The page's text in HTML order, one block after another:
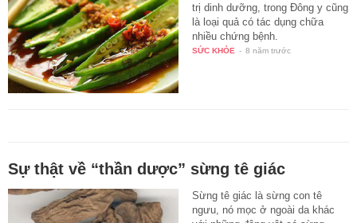
trị dinh dưỡng, trong Đông y cũng
là loại quả có tác dụng chữa
nhiều chứng bệnh.
SỨC KHỎE - 8 năm trước
Sự thật về “thần dược” sừng tê giác
Sừng tê giác là sừng con tê
ngưu, nó mọc ở ngoài da khác